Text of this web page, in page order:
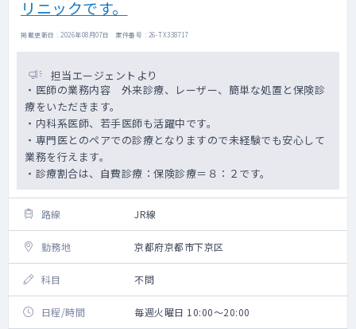
リニックです。
掲載更新日 : 2026年08月07日 案件番号 : 26-TX338717
担当エージェントより
・医師の業務内容 外来診療、レーザー、簡単な処置と保険診
療をいただきます。
・内科系医師、若手医師も活躍中です。
・専門医とのペアでの診療となりますので未経験でも安心して
業務を行えます。
・診療割合は、自費診療：保険診療＝８：２です。
路線 JR線
勤務地 京都府京都市下京区
科目 不問
日程/時間 毎週火曜日 10:00～20:00